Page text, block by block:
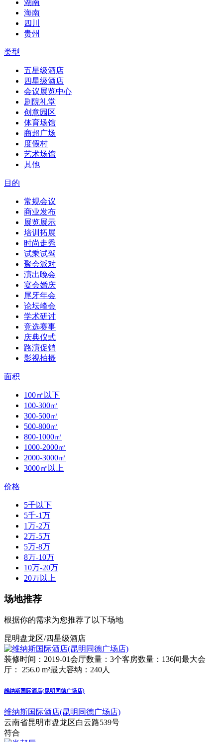
湖南
海南
四川
贵州
类型
五星级酒店
四星级酒店
会议展览中心
剧院礼堂
创意园区
体育场馆
商超广场
度假村
艺术场馆
其他
目的
常规会议
商业发布
展览展示
培训拓展
时尚走秀
试乘试驾
聚会派对
演出晚会
宴会婚庆
尾牙年会
论坛峰会
学术研讨
竞选赛事
庆典仪式
路演促销
影视拍摄
面积
100㎡以下
100-300㎡
300-500㎡
500-800㎡
800-1000㎡
1000-2000㎡
2000-3000㎡
3000㎡以上
价格
5千以下
5千-1万
1万-2万
2万-5万
5万-8万
8万-10万
10万-20万
20万以上
场地推荐
根据你的需求为您推荐了以下场地
昆明盘龙区/四星级酒店
装修时间：2019-01会厅数量：3个客房数量：136间最大会
厅： 256.0 m²最大容纳：240人
维纳斯国际酒店(昆明同德广场店)
维纳斯国际酒店(昆明同德广场店)
云南省昆明市盘龙区白云路539号
符合